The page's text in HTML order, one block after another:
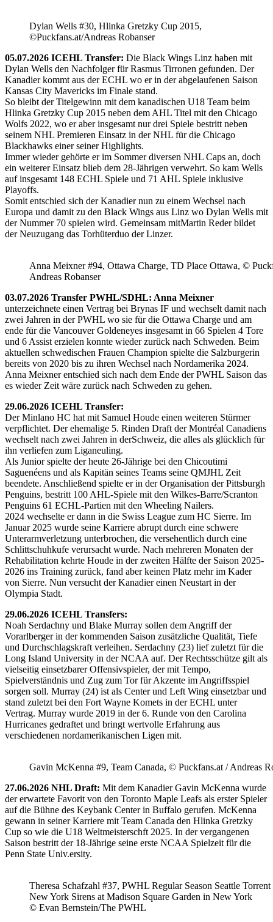
Dylan Wells #30, Hlinka Gretzky Cup 2015,
©Puckfans.at/Andreas Robanser
05.07.2026 ICEHL Transfer: Die Black Wings Linz haben mit
Dylan Wells den Nachfolger für Rasmus Tirronen gefunden. Der
Kanadier kommt aus der ECHL wo er in der abgelaufenen Saison
Kansas City Mavericks im Finale stand.
So bleibt der Titelgewinn mit dem kanadischen U18 Team beim
Hlinka Gretzky Cup 2015 neben dem AHL Titel mit den Chicago
Wolfs 2022, wo er aber insgesamt nur drei Spiele bestritt neben
seinem NHL Premieren Einsatz in der NHL für die Chicago
Blackhawks einer seiner Highlights.
Immer wieder gehörte er im Sommer diversen NHL Caps an, doch
ein weiterer Einsatz blieb dem 28-Jährigen verwehrt. So kam Wells
auf insgesamt 148 ECHL Spiele und 71 AHL Spiele inklusive
Playoffs.
Somit entschied sich der Kanadier nun zu einem Wechsel nach
Europa und damit zu den Black Wings aus Linz wo Dylan Wells mit
der Nummer 70 spielen wird. Gemeinsam mitMartin Reder bildet
der Neuzugang das Torhüterduo der Linzer.
Anna Meixner #94, Ottawa Charge, TD Place Ottawa, ©
Andreas Robanser
03.07.2026 Transfer PWHL/SDHL: Anna Meixner
unterzeichnete einen Vertrag bei Brynas IF und wechselt damit nach
zwei Jahren in der PWHL wo sie für die Ottawa Charge und am
ende für die Vancouver Goldeneyes insgesamt in 66 Spielen 4 Tore
und 6 Assist erzielen konnte wieder zurück nach Schweden. Beim
aktuellen schwedischen Frauen Champion spielte die Salzburgerin
bereits von 2020 bis zu ihren Wechsel nach Nordamerika 2024.
Anna Meixner entschied sich nach dem Ende der PWHL Saison das
es wieder Zeit wäre zurück nach Schweden zu gehen.
29.06.2026 ICEHL Transfer:
Der Minlano HC hat mit Samuel Houde einen weiteren Stürmer
verpflichtet. Der ehemalige 5. Rinden Draft der Montréal Canadiens
wechselt nach zwei Jahren in derSchweiz, die alles als glücklich für
ihn verliefen zum Liganeuling.
Als Junior spielte der heute 26-Jährige bei den Chicoutimi
Saguenéens und als Kapitän seines Teams seine QMJHL Zeit
beendete. Anschließend spielte er in der Organisation der Pittsburgh
Penguins, bestritt 100 AHL-Spiele mit den Wilkes-Barre/Scranton
Penguins 61 ECHL-Partien mit den Wheeling Nailers.
2024 wechselte er dann in die Swiss League zum HC Sierre. Im
Januar 2025 wurde seine Karriere abrupt durch eine schwere
Unterarmverletzung unterbrochen, die versehentlich durch eine
Schlittschuhkufe verursacht wurde. Nach mehreren Monaten der
Rehabilitation kehrte Houde in der zweiten Hälfte der Saison 2025-
2026 ins Training zurück, fand aber keinen Platz mehr im Kader
von Sierre. Nun versucht der Kanadier einen Neustart in der
Olympia Stadt.
29.06.2026 ICEHL Transfers:
Noah Serdachny und Blake Murray sollen dem Angriff der
Vorarlberger in der kommenden Saison zusätzliche Qualität, Tiefe
und Durchschlagskraft verleihen. Serdachny (23) lief zuletzt für die
Long Island University in der NCAA auf. Der Rechtsschütze gilt als
vielseitig einsetzbarer Offensivspieler, der mit Tempo,
Spielverständnis und Zug zum Tor für Akzente im Angriffsspiel
sorgen soll. Murray (24) ist als Center und Left Wing einsetzbar und
stand zuletzt bei den Fort Wayne Komets in der ECHL unter
Vertrag. Murray wurde 2019 in der 6. Runde von den Carolina
Hurricanes gedraftet und bringt wertvolle Erfahrung aus
verschiedenen nordamerikanischen Ligen mit.
Gavin McKenna #9, Team Canada, © Puckfans.at / Andreas
27.06.2026 NHL Draft: Mit dem Kanadier Gavin McKenna wurde
der erwartete Favorit von den Toronto Maple Leafs als erster Spieler
auf die Bühne des Keybank Center in Buffalo gerufen. McKenna
gewann in seiner Karriere mit Team Canada den Hlinka Gretzky
Cup so wie die U18 Weltmeisterschft 2025. In der vergangenen
Saison bestritt der 18-Jährige seine erste NCAA Spielzeit für die
Penn State Univ.ersity.
Theresa Schafzahl #37, PWHL Regular Season Seattle Torrent
New York Sirens at Madison Square Garden in New York
© Evan Bernstein/The PWHL